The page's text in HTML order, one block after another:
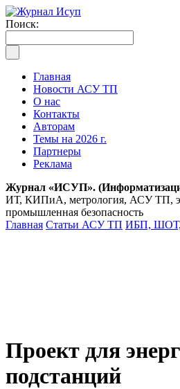
Поиск:
Главная
Новости АСУ ТП
О нас
Контакты
Авторам
Темы на 2026 г.
Партнеры
Реклама
Журнал «ИСУП».
ИТ, КИПиА, метрология, АСУ ТП,
промышленная безопасность
Главная Статьи АСУ ТП ИБП,
Проект для
подстанций